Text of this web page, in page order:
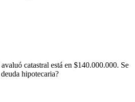
catastral está en $140.000.000. Se
hipotecaria?